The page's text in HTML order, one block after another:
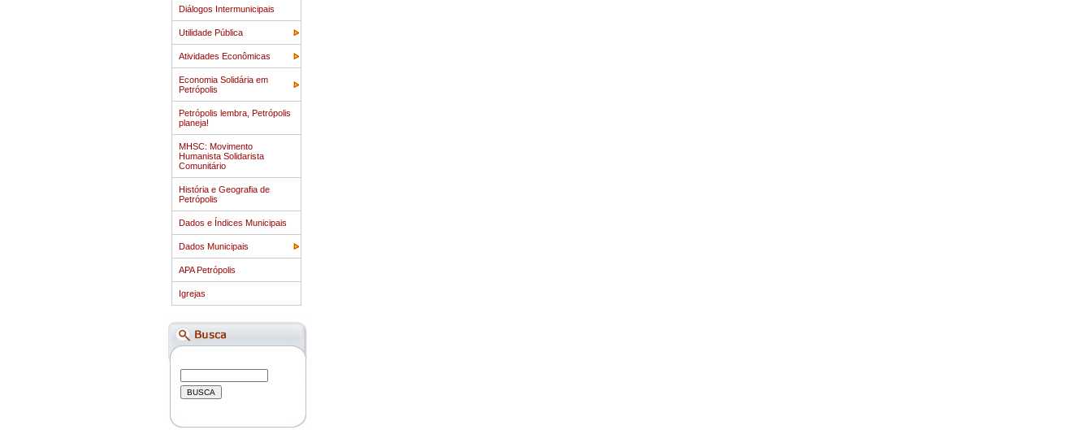
Diálogos Intermunicipais
Utilidade Pública
Atividades Econômicas
Economia Solidária em
Petrópolis
Petrópolis lembra, Petrópolis
planeja!
MHSC: Movimento
Humanista Solidarista
Comunitário
História e Geografia de
Petrópolis
Dados e Índices Municipais
Dados Municipais
APA Petrópolis
Igrejas